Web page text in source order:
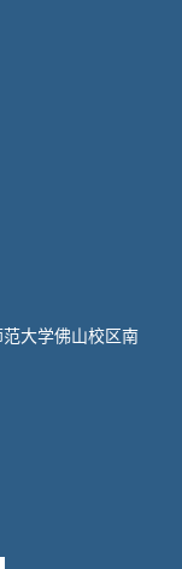
大学佛山校区南